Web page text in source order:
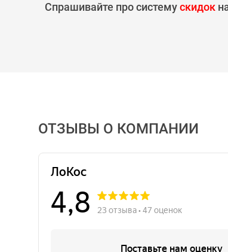
Спрашивайте про системускидок
ОТЗЫВЫ О КОМПАНИИ